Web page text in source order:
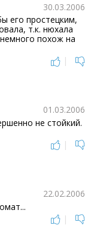
30.03.2006
его простецким,
т.к. нюхала
похож на
|
01.03.2006
не стойкий.
|
22.02.2006
|